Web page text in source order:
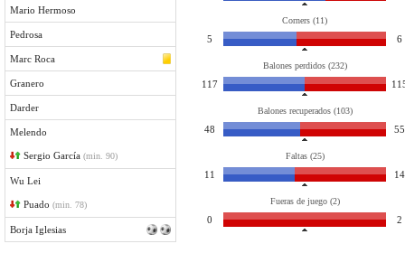
Mario Hermoso
Pedrosa
Marc Roca
Granero
Darder
Melendo
Sergio García (min. 90)
Wu Lei
Puado (min. 78)
Borja Iglesias
Corners (11)
5 6
Balones perdidos (232)
117
Balones recuperados (103)
48 55
Faltas (25)
11 14
Fueras de juego (2)
0 2